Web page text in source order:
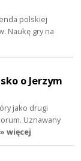
polskiej
Naukę gry na
o Jerzym
jako drugi
Uznawany
» więcej